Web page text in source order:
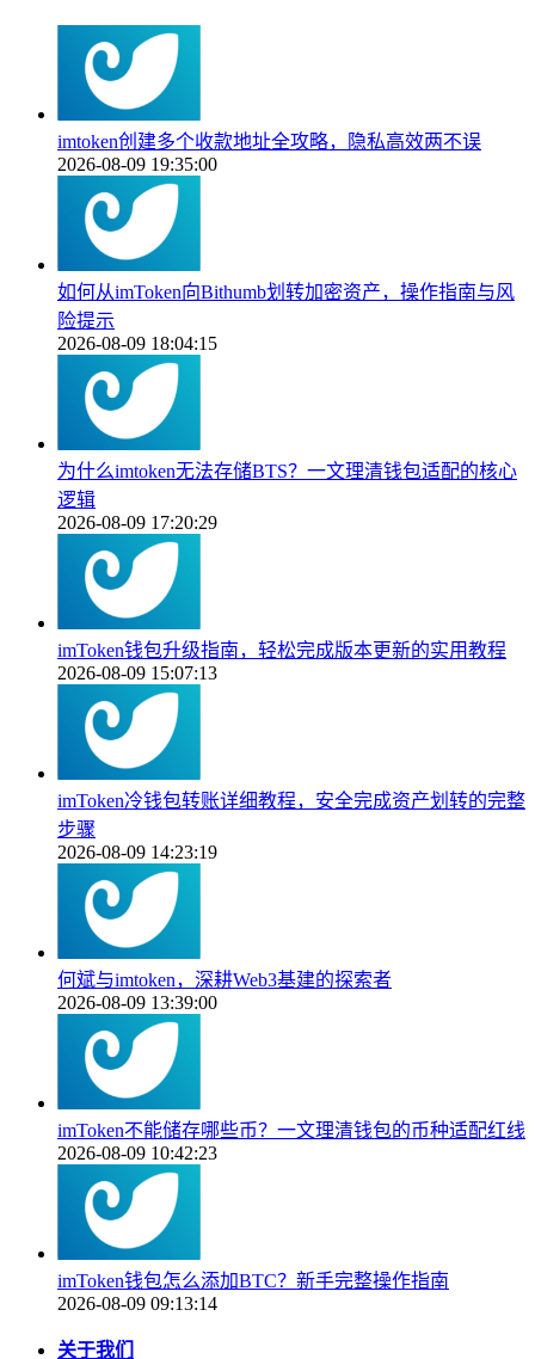
imtoken创建多个收款地址全攻略，隐私高效两不误
2026-08-09 19:35:00
如何从imToken向Bithumb划转加密资产，操作指南与风
险提示
2026-08-09 18:04:15
为什么imtoken无法存储BTS？一文理清钱包适配的核心
逻辑
2026-08-09 17:20:29
imToken钱包升级指南，轻松完成版本更新的实用教程
2026-08-09 15:07:13
imToken冷钱包转账详细教程，安全完成资产划转的完整
步骤
2026-08-09 14:23:19
何斌与imtoken，深耕Web3基建的探索者
2026-08-09 13:39:00
imToken不能储存哪些币？一文理清钱包的币种适配红线
2026-08-09 10:42:23
imToken钱包怎么添加BTC？新手完整操作指南
2026-08-09 09:13:14
关于我们